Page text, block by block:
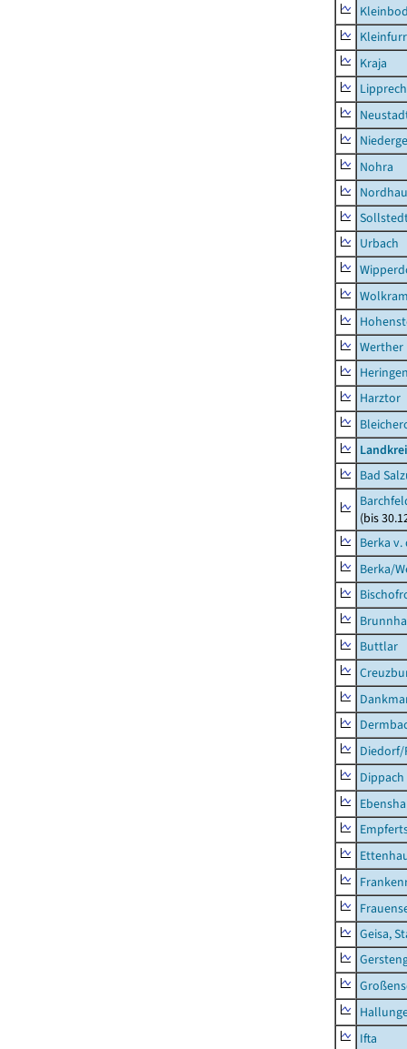
Kraja
Nohra
Urbach
Werther
Harztor
Bad
(bis
Berka v.
Berka/
Buttlar
Dippach
Geisa,
Ifta